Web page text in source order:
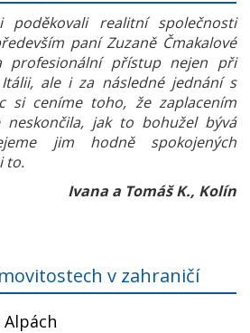
poděkovali realitní společnosti
paní Zuzaně Čmakalové
profesionální přístup nejen při
ale i za následné jednání s
si ceníme toho, že zaplacením
neskončila, jak to bohužel bývá
jim hodně spokojených
to.
Ivana a Tomáš K., Kolín
v zahraničí